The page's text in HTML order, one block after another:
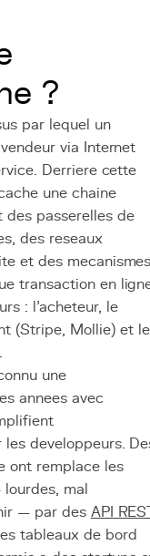
?
par lequel un
via Internet
Derriere cette
une chaine
passerelles de
des reseaux
et des
transaction en
: l'acheteur, le
(Stripe, Mollie) et
une
annees avec
developpeurs.
ont remplace les
mal
— par des API
tableaux de bord